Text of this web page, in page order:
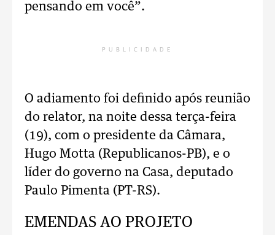
pensando em você”.
PUBLICIDADE
O adiamento foi definido após reunião
do relator, na noite dessa terça-feira
(19), com o presidente da Câmara,
Hugo Motta (Republicanos-PB), e o
líder do governo na Casa, deputado
Paulo Pimenta (PT-RS).
EMENDAS AO PROJETO